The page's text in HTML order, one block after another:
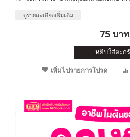
ดูรายละเอียดเพิ่มเติม
75 บาท
หยิบใส่ตะก
เพิ่มไปรายการโปรด